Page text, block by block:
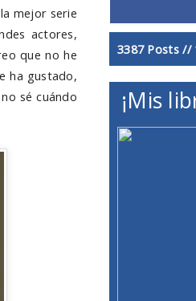
mejor serie
actores,
que no he
ha gustado,
sé cuándo
3387 Posts //
¡Mis